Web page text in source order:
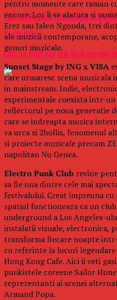
Cum un Magazin Online Crește
Don't Miss
Cum sa alegi cea mai buna optiune
pentru momente care raman
encore. Lor li se alatura si
Erez sau Jalen Ngonda, trei
ale muzicii contemporane,
genuri muzicale.
Sunset Stage by ING x VISA
care urmaresc scena muzicala
in mainstream. Indie,
experimentale coexista intr-
reflectorul pe noua generatie
care se indreapta muzica
va urca si 2hollis, fenomenul
si proiecte muzicale precum
napolitan Nu Genea.
Electro Punk Club revine
sa fie una dintre cele mai
festivalului. Creat impreuna
spatiul functioneaza ca un
underground a Los Angeles-
instalatii vizuale, electronica,
transforma fiecare noapte
cu referinte la locuri legendare
Hong Kong Cafe. Aici ii veti
punkistele coreene Sailor
reprezentanti ai scenei
Armand Popa.